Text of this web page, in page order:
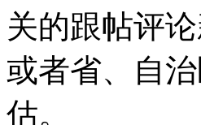
关的跟帖评
或者省、自
估。